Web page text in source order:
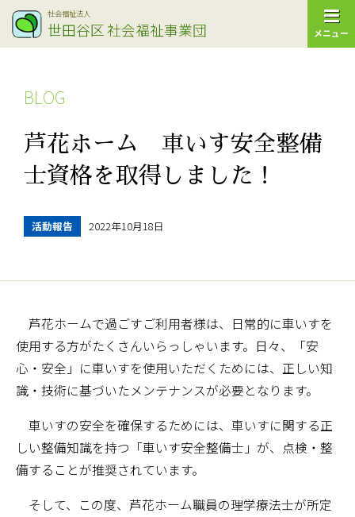
社会福祉法人
世田谷区社会福祉事業団
BLOG
芦花ホーム 車いす安全整備
士資格を取得しました！
活動報告 2022年10月18日
芦花ホームで過ごすご利用者様は、日常的に車いすを
使用する方がたくさんいらっしゃいます。日々、「安
心・安全」に車いすを使用いただくためには、正しい知
識・技術に基づいたメンテナンスが必要となります。
車いすの安全を確保するためには、車いすに関する正
しい整備知識を持つ「車いす安全整備士」が、点検・整
備することが推奨されています。
そして、この度、芦花ホーム職員の理学療法士が所定
メニュー